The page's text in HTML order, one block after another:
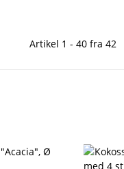
Artikel 1 - 40 fra 42